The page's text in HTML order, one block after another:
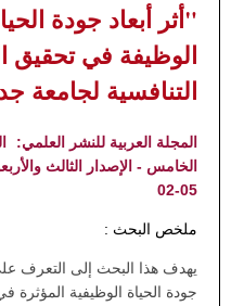
"أثر أبعاد جودة
الوظيفة في تحقيق
التنافسية لجامعة
المجلة العربية للنشر العلمي:
05-02
ملخص البحث :
يهدف هذا البحث إلى التعرف
جودة الحياة الوظيفية المؤثرة